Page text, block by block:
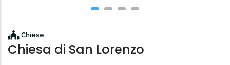
Chiese
Chiesa di San Lorenzo